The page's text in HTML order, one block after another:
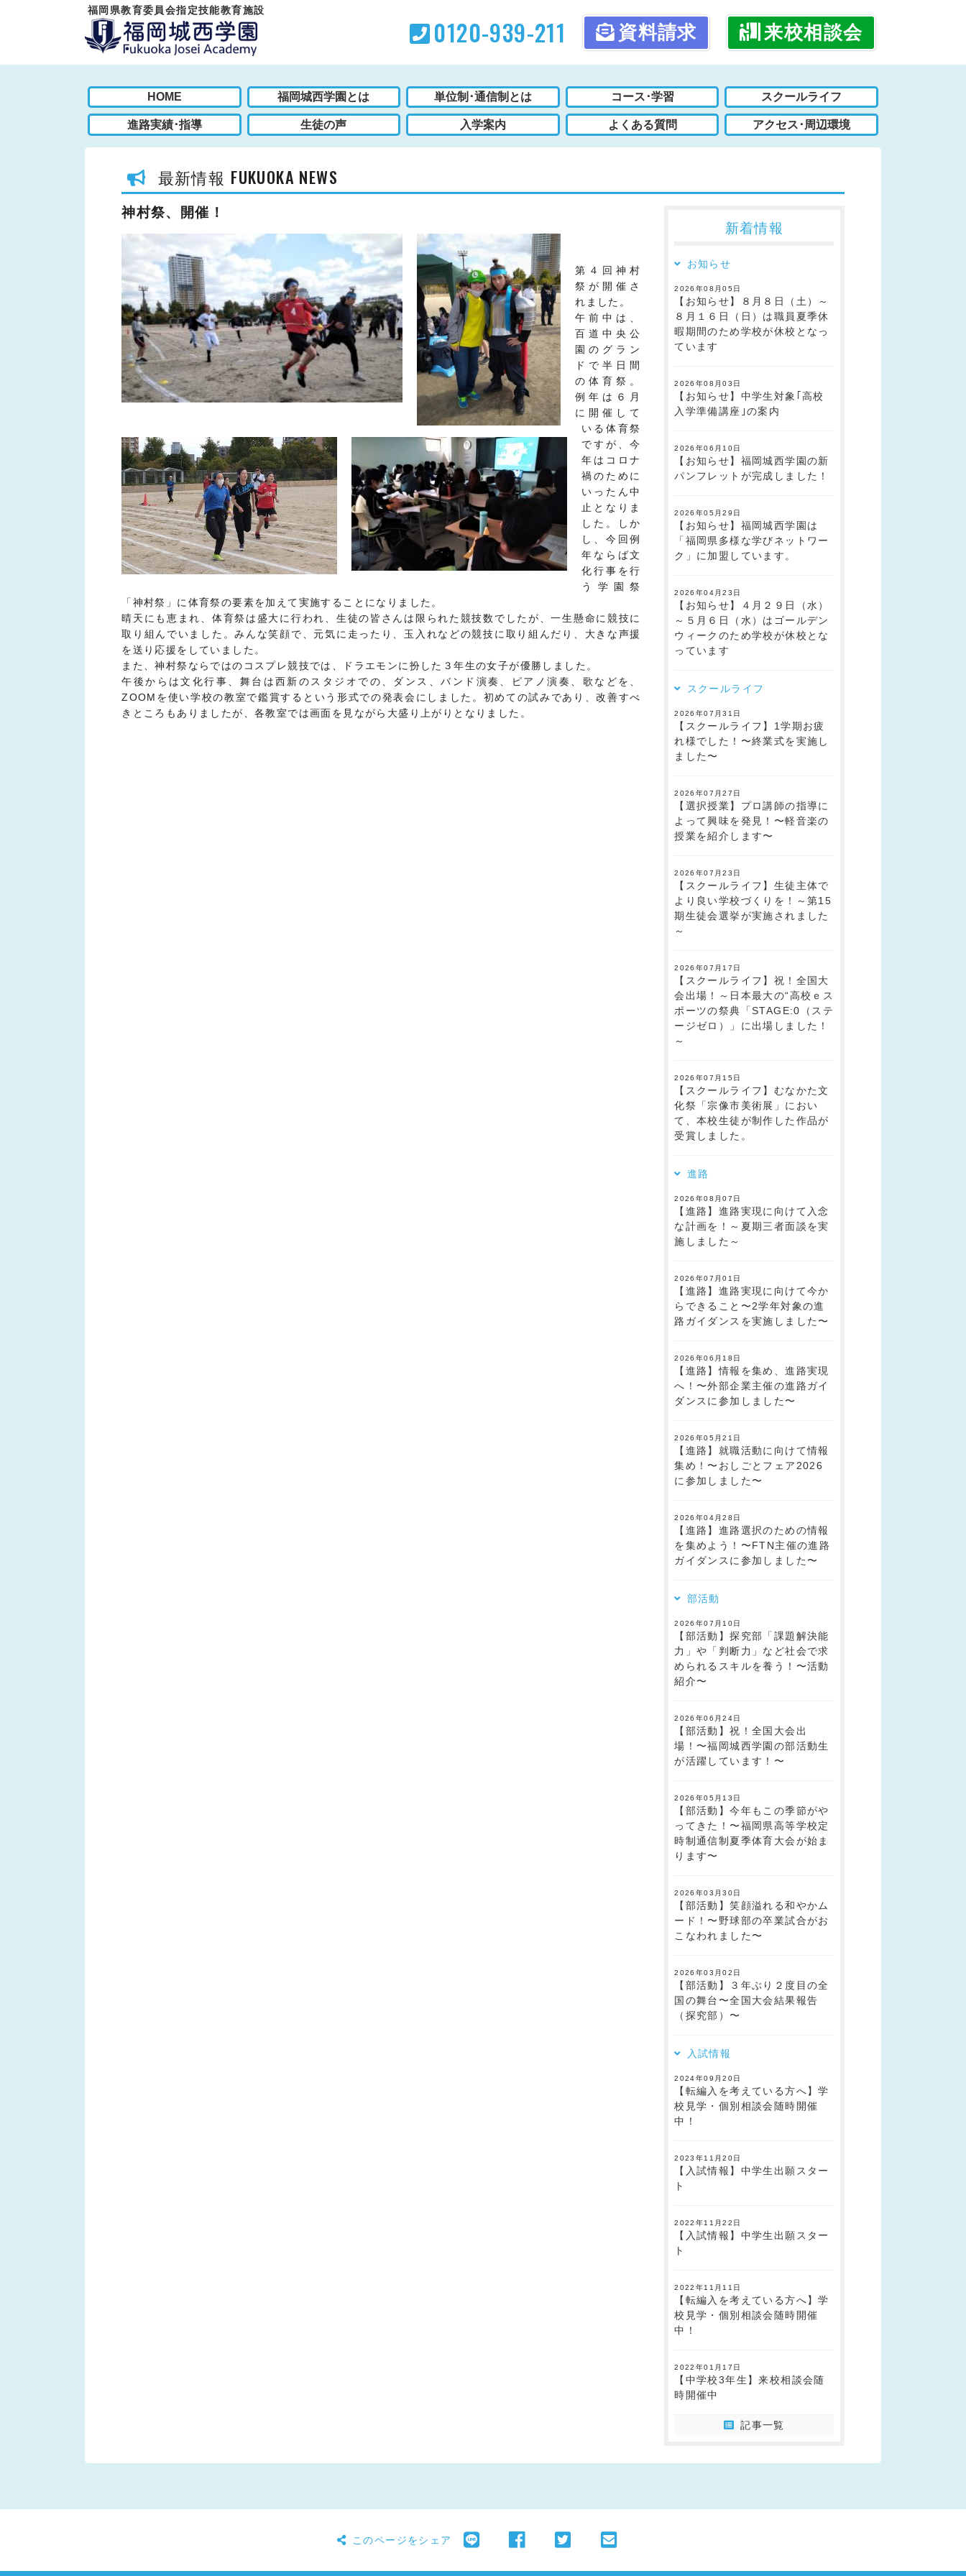
福岡県教育委員会指定技能教育施設
0120-939-211 資料請求 来校相談会
HOME 福岡城西学園とは 単位制･通信制とは コース･学習 スクールライフ
進路実績･指導 生徒の声 入学案内 よくある質問 アクセス･周辺環境
最新情報 FUKUOKA NEWS
神村祭、開催！
第４回神村
祭が開催さ
れました。
午前中は、
百道中央公
園のグラン
ドで半日間
の体育祭。
例年は６月
に開催して
いる体育祭
ですが、今
年はコロナ
禍のために
いったん中
止となりま
した。しか
し、今回例
年ならば文
化行事を行
う学園祭
「神村祭」に体育祭の要素を加えて実施することになりました。
晴天にも恵まれ、体育祭は盛大に行われ、生徒の皆さんは限られた競技数でしたが、一生懸命に競技に
取り組んでいました。みんな笑顔で、元気に走ったり、玉入れなどの競技に取り組んだり、大きな声援
を送り応援をしていました。
また、神村祭ならではのコスプレ競技では、ドラエモンに扮した３年生の女子が優勝しました。
午後からは文化行事、舞台は西新のスタジオでの、ダンス、バンド演奏、ピアノ演奏、歌などを、
ZOOMを使い学校の教室で鑑賞するという形式での発表会にしました。初めての試みであり、改善すべ
きところもありましたが、各教室では画面を見ながら大盛り上がりとなりました。
新着情報
お知らせ
2026年08月05日
【お知らせ】８月８日（土）～
８月１６日（日）は職員夏季休
暇期間のため学校が休校となっ
ています
2026年08月03日
【お知らせ】中学生対象｢高校
入学準備講座｣の案内
2026年06月10日
【お知らせ】福岡城西学園の新
パンフレットが完成しました！
2026年05月29日
【お知らせ】福岡城西学園は
「福岡県多様な学びネットワー
ク」に加盟しています。
2026年04月23日
【お知らせ】４月２９日（水）
～５月６日（水）はゴールデン
ウィークのため学校が休校とな
っています
スクールライフ
2026年07月31日
【スクールライフ】1学期お疲
れ様でした！〜終業式を実施し
ました〜
2026年07月27日
【選択授業】プロ講師の指導に
よって興味を発見！〜軽音楽の
授業を紹介します〜
2026年07月23日
【スクールライフ】生徒主体で
より良い学校づくりを！～第15
期生徒会選挙が実施されました
～
2026年07月17日
【スクールライフ】祝！全国大
会出場！～日本最大の“高校ｅス
ポーツの祭典「STAGE:0（ステ
ージゼロ）」に出場しました！
～
2026年07月15日
【スクールライフ】むなかた文
化祭「宗像市美術展」におい
て、本校生徒が制作した作品が
受賞しました。
進路
2026年08月07日
【進路】進路実現に向けて入念
な計画を！～夏期三者面談を実
施しました～
2026年07月01日
【進路】進路実現に向けて今か
らできること〜2学年対象の進
路ガイダンスを実施しました〜
2026年06月18日
【進路】情報を集め、進路実現
へ！〜外部企業主催の進路ガイ
ダンスに参加しました〜
2026年05月21日
【進路】就職活動に向けて情報
集め！〜おしごとフェア2026
に参加しました〜
2026年04月28日
【進路】進路選択のための情報
を集めよう！〜FTN主催の進路
ガイダンスに参加しました〜
部活動
2026年07月10日
【部活動】探究部「課題解決能
力」や「判断力」など社会で求
められるスキルを養う！〜活動
紹介〜
2026年06月24日
【部活動】祝！全国大会出
場！〜福岡城西学園の部活動生
が活躍しています！〜
2026年05月13日
【部活動】今年もこの季節がや
ってきた！〜福岡県高等学校定
時制通信制夏季体育大会が始ま
ります〜
2026年03月30日
【部活動】笑顔溢れる和やかム
ード！〜野球部の卒業試合がお
こなわれました〜
2026年03月02日
【部活動】３年ぶり２度目の全
国の舞台〜全国大会結果報告
（探究部）〜
入試情報
2024年09月20日
【転編入を考えている方へ】学
校見学・個別相談会随時開催
中！
2023年11月20日
【入試情報】中学生出願スター
ト
2022年11月22日
【入試情報】中学生出願スター
ト
2022年11月11日
【転編入を考えている方へ】学
校見学・個別相談会随時開催
中！
2022年01月17日
【中学校3年生】来校相談会随
時開催中
記事一覧
このページをシェア